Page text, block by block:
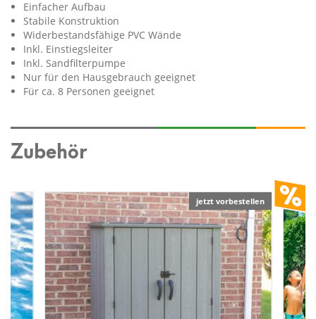
Einfacher Aufbau
Stabile Konstruktion
Widerbestandsfähige PVC Wände
Inkl. Einstiegsleiter
Inkl. Sandfilterpumpe
Nur für den Hausgebrauch geeignet
Für ca. 8 Personen geeignet
Zubehör
jetzt vorbestellen